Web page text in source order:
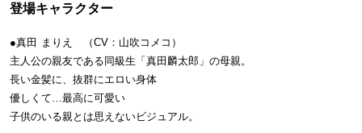
登場キャラクター
●真田 まりえ （CV：山吹コメコ）
主人公の親友である同級生「真田麟太郎」の母親。
長い金髪に、抜群にエロい身体
優しくて…最高に可愛い
子供のいる親とは思えないビジュアル。